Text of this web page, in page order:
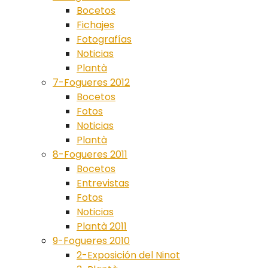
Bocetos
Fichajes
Fotografías
Noticias
Plantà
7-Fogueres 2012
Bocetos
Fotos
Noticias
Plantà
8-Fogueres 2011
Bocetos
Entrevistas
Fotos
Noticias
Plantà 2011
9-Fogueres 2010
2-Exposición del Ninot